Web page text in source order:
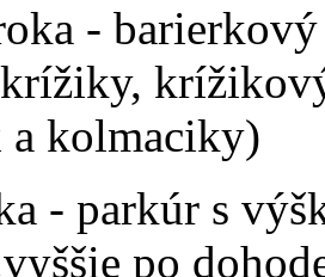
-
a kolmaciky)
- parkúr s
po